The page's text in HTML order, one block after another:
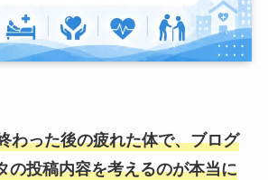
わった後の疲れた体で、ブログ
の投稿内容を考えるのが本当に